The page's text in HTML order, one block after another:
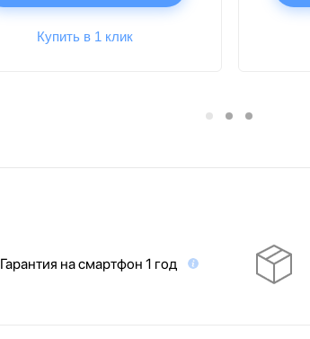
Купить в 1 клик
Гарантия на смартфон 1 год